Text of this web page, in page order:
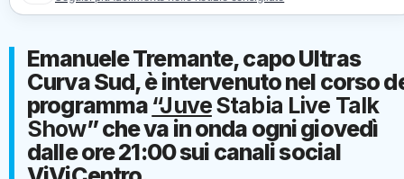
Emanuele Tremante, capo Ultras
Curva Sud, è intervenuto nel corso
programma “JuveStabia Live Talk
Show” che va in onda ogni giovedì
dalle ore 21:00 sui canali social